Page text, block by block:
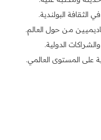
الثقافة البولندية.
من حول العالم.
الدولية.
المستوى العالمي.